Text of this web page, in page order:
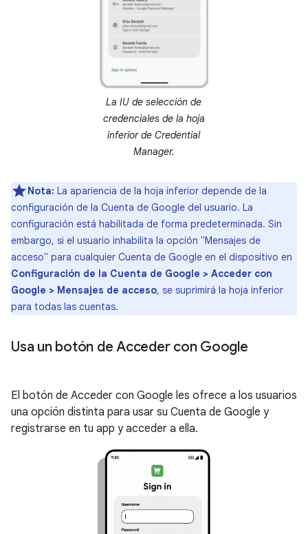
La IU de selección de
credenciales de la hoja
inferior de Credential
Manager.
Nota: La apariencia de la hoja inferior depende de la
configuración de la Cuenta de Google del usuario. La
configuración está habilitada de forma predeterminada. Sin
embargo, si el usuario inhabilita la opción "Mensajes de
acceso" para cualquier Cuenta de Google en el dispositivo en
Configuración de la Cuenta de Google > Acceder con
Google > Mensajes de acceso, se suprimirá la hoja inferior
para todas las cuentas.
Usa un botón de Acceder con Google
El botón de Acceder con Google les ofrece a los usuarios
una opción distinta para usar su Cuenta de Google y
registrarse en tu app y acceder a ella.